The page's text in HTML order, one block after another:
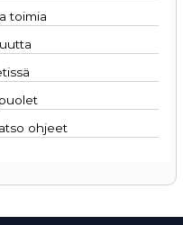
toimia
ohjeet